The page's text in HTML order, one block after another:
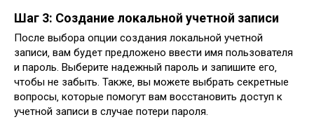
Шаг 3: Создание локальной учетной записи
После выбора опции создания локальной учетной
записи‚ вам будет предложено ввести имя пользователя
и пароль. Выберите надежный пароль и запишите его‚
чтобы не забыть. Также‚ вы можете выбрать секретные
вопросы‚ которые помогут вам восстановить доступ к
учетной записи в случае потери пароля.